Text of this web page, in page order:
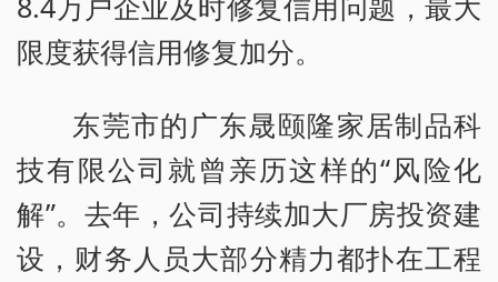
限度获得信用修复加分。
东莞市的广东晟颐隆家居制品科
技有限公司就曾亲历这样的“风险化
解”。去年，公司持续加大厂房投资建
设，财务人员大部分精力都扑在工程